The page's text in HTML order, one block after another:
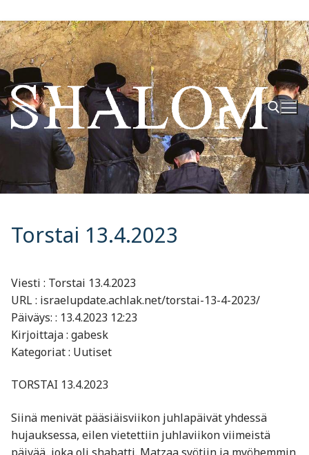
Hyppää
sisältöön
Hae:
Torstai 13.4.2023
Viesti : Torstai 13.4.2023
URL : israelupdate.achlak.net/torstai-13-4-2023/
Päiväys: : 13.4.2023 12:23
Kirjoittaja : gabesk
Kategoriat : Uutiset
TORSTAI 13.4.2023
Siinä menivät pääsiäisviikon juhlapäivät yhdessä
hujauksessa, eilen vietettiin juhlaviikon viimeistä